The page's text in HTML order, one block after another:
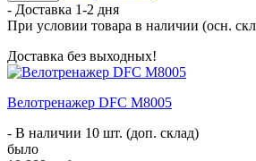
- Доставка 1-2 дня
При условии товара в наличии (осн.
Доставка без выходных!
Велотренажер DFC M8005
- В наличии 10 шт. (доп. склад)
было